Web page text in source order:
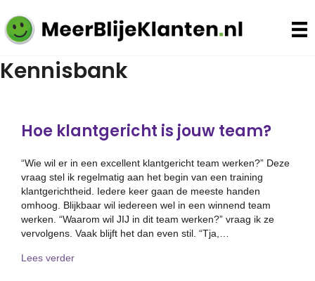
Kennisbank
Hoe klantgericht is jouw team?
“Wie wil er in een excellent klantgericht team werken?” Deze
vraag stel ik regelmatig aan het begin van een training
klantgerichtheid. Iedere keer gaan de meeste handen
omhoog. Blijkbaar wil iedereen wel in een winnend team
werken. “Waarom wil JIJ in dit team werken?” vraag ik ze
vervolgens. Vaak blijft het dan even stil. “Tja,…
Lees verderabout Hoe klantgericht is jouw team?